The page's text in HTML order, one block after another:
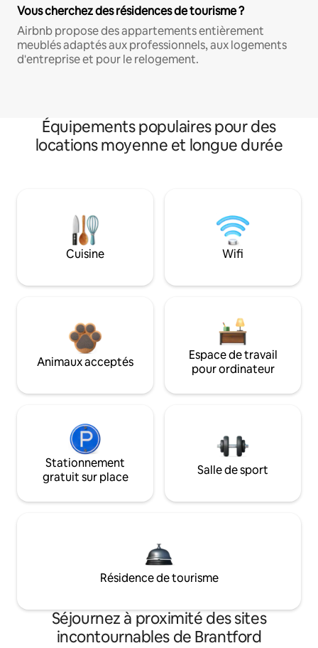
Vous cherchez des résidences de tourisme ?
Airbnb propose des appartements entièrement
meublés adaptés aux professionnels, aux logements
d'entreprise et pour le relogement.
Équipements populaires pour des
locations moyenne et longue durée
Cuisine Wifi
Animaux acceptés
Espace de travail
pour ordinateur
Stationnement
gratuit sur place
Salle de sport
Résidence de tourisme
Séjournez à proximité des sites
incontournables de Brantford